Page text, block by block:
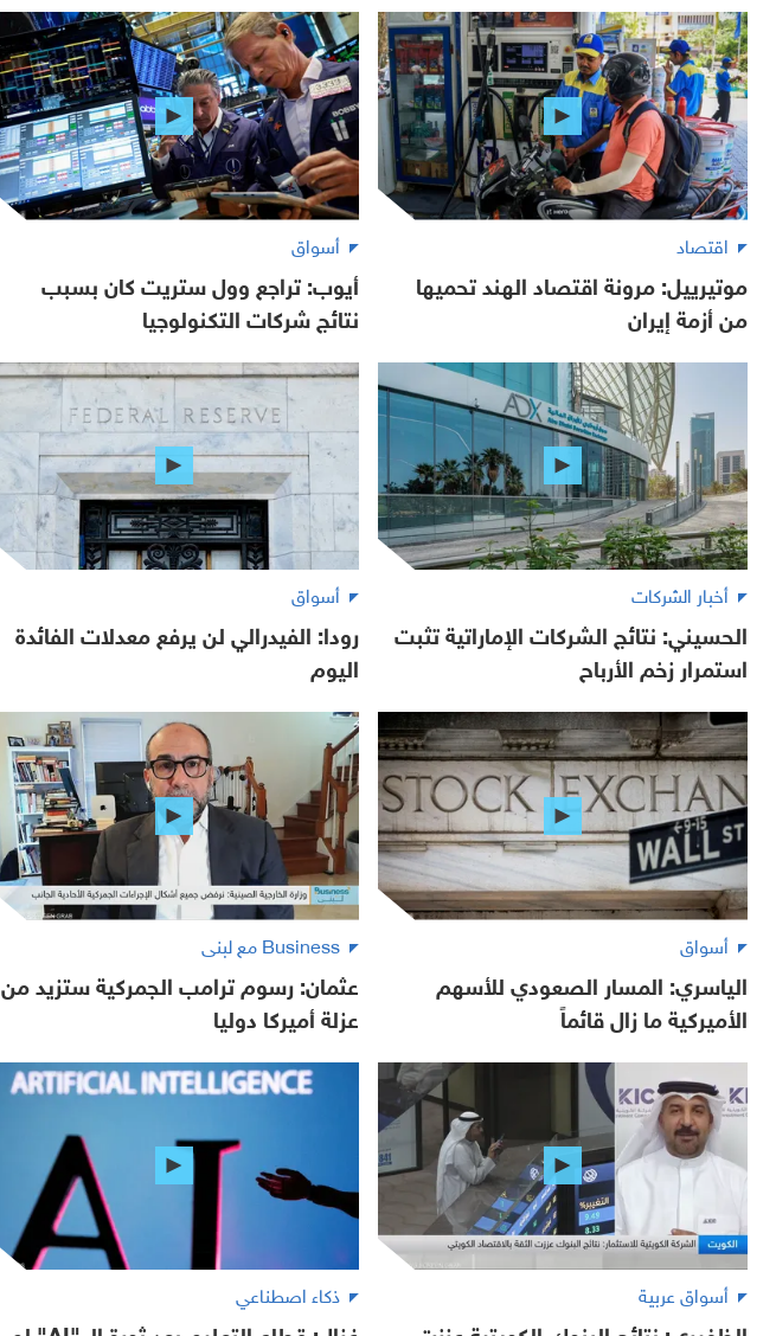
اقتصاد
موتيرييل: مرونة اقتصاد الهند تحميها
من أزمة إيران
أسواق
أيوب: تراجع وول ستريت كان بسبب
نتائج شركات التكنولوجيا
أخبار الشركات
الحسيني: نتائج الشركات الإماراتية تثبت
استمرار زخم الأرباح
أسواق
رودا: الفيدرالي لن يرفع معدلات الفائدة
اليوم
أسواق
الياسري: المسار الصعودي للأسهم
الأميركية ما زال قائماً
Business مع لبنى
عثمان: رسوم ترامب الجمركية ستزيد من
عزلة أميركا دوليا
أسواق عربية ذكاء اصطناعي